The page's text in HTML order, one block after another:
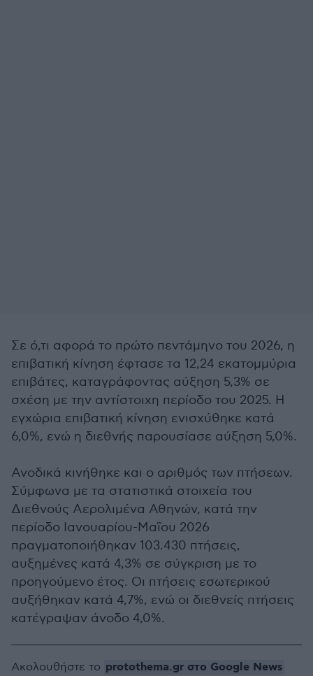
Σε ό,τι αφορά το πρώτο πεντάμηνο του 2026, η
επιβατική κίνηση έφτασε τα 12,24 εκατομμύρια
επιβάτες, καταγράφοντας αύξηση 5,3% σε
σχέση με την αντίστοιχη περίοδο του 2025. Η
εγχώρια επιβατική κίνηση ενισχύθηκε κατά
6,0%, ενώ η διεθνής παρουσίασε αύξηση 5,0%.
Ανοδικά κινήθηκε και ο αριθμός των πτήσεων.
Σύμφωνα με τα στατιστικά στοιχεία του
Διεθνούς Αερολιμένα Αθηνών, κατά την
περίοδο Ιανουαρίου-Μαΐου 2026
πραγματοποιήθηκαν 103.430 πτήσεις,
αυξημένες κατά 4,3% σε σύγκριση με το
προηγούμενο έτος. Οι πτήσεις εσωτερικού
αυξήθηκαν κατά 4,7%, ενώ οι διεθνείς πτήσεις
κατέγραψαν άνοδο 4,0%.
Ακολουθήστε το protothema.gr στο Google News